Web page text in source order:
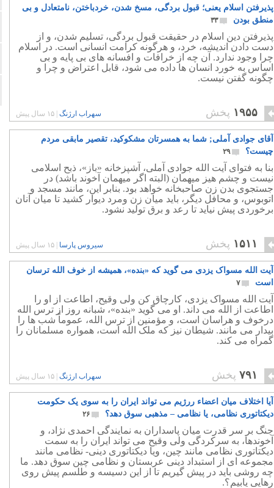
پذیرفتن اسلام یعنی؛ قبول بردگی، مسخ شدن، خردباختن، نامتعادل و بی
منطق بودن
۳۳
پذیرفتن دین اسلام در حقیقت قبول بردگی، تسلیم شدن، و از
دست دادن اندیشه، خرد، و هرگونه کرامت انسانی است. در اسلام
چرا وجود ندارد. آن چه از خرافات و افسانه های بی پایه و بی
اساس به خورد انسان ها داده می شود، قابل اعتراض و چرا و
چگونه گفتن نیست.
۱۹۵۵ پخش سهراب ارژنگ ۱۵ سال پیش
آقای جوادی آملی; شما به همسرتان مشکوکید، تقصیر مابقی مردم
چیست؟
۲۹
بنا به فتوای آیت الله جوادی آملی، آشپزخانه «باز»، ذبح اسلامی
نیست و چشم هیز میهمان (البته اگر میهمان آخوند باشد) در
جستجوی بدن زن صاحبخانه خواهد بود. بنابر این، مانند مسجد و
اتوبوس، و محافل دیگر، باید میان زن ومرد دیوار کشید تا میان آنان
برخوردی پیش نیاید تا رعد و برق تولید نشود.
۱۵۱۱ پخش سیروس پارسا ۱۵ سال پیش
آیت الله مسواک یزدی می گوید که «بنده»، همیشه از خوف الله ترسان
است
۷
آیت الله مسواک یزدی، کارچاق کن ولی وقیح، اطاعت از او را
اطاعت از الله می داند. او می گوید «بنده»، شبانه روز از ترس الله
درخوف و هراسان است، و مؤمنین از ترس الله، عموماً شب ها را
بیدار می مانند. شیطان نیز که ملک الله است، همواره مسلمانان را
گمراه می کند.
۷۹۱ پخش سهراب ارژنگ ۱۵ سال پیش
آیا اختلاف میان اعضاء ررژیم می تواند ایران را به سوی یک حکومت
دیکتاتوری نظامی، یا نظامی – مذهبی سوق دهد؟
۲۶
جنگ بر سر قدرت میان پاسداران به نمایندگی احمدی نژاد، و
آخوندها، به سرکردگی ولی وقیح می تواند ایران را به سمت
دیکتاتوری نظامی مانند چین، ویا دیکتاتوری دینی- نظامی مانند
مجموعه ای از استبداد دینی عربستان و نظامی چین سوق دهد. ما
چه روشی باید در پیش گیریم تا از این دسیسه و طلسم پیش روی
رهایی یابیم؟.